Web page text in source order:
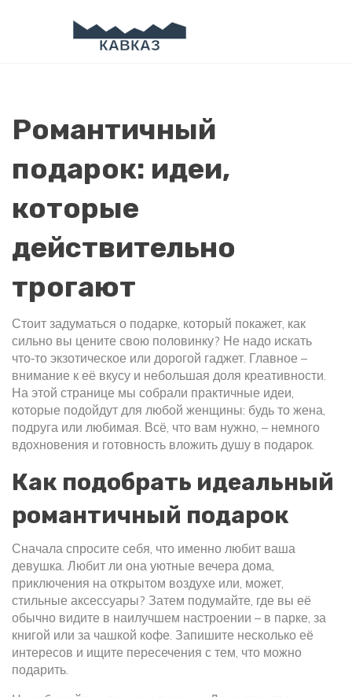
Романтичный
подарок: идеи,
которые
действительно
трогают
Стоит задуматься о подарке, который покажет, как
сильно вы цените свою половинку? Не надо искать
что‑то экзотическое или дорогой гаджет. Главное –
внимание к её вкусу и небольшая доля креативности.
На этой странице мы собрали практичные идеи,
которые подойдут для любой женщины: будь то жена,
подруга или любимая. Всё, что вам нужно, – немного
вдохновения и готовность вложить душу в подарок.
Как подобрать идеальный
романтичный подарок
Сначала спросите себя, что именно любит ваша
девушка. Любит ли она уютные вечера дома,
приключения на открытом воздухе или, может,
стильные аксессуары? Затем подумайте, где вы её
обычно видите в наилучшем настроении – в парке, за
книгой или за чашкой кофе. Запишите несколько её
интересов и ищите пересечения с тем, что можно
подарить.